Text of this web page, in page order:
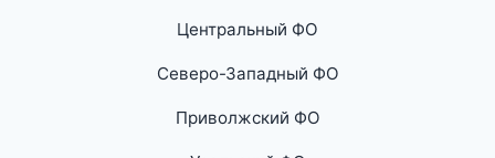
Центральный ФО
Северо-Западный ФО
Приволжский ФО